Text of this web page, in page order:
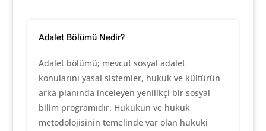
Adalet Bölümü Nedir?
Adalet bölümü; mevcut sosyal adalet
konularını yasal sistemler, hukuk ve kültürün
arka planında inceleyen yenilikçi bir sosyal
bilim programıdır. Hukukun ve hukuk
metodolojisinin temelinde var olan hukuki